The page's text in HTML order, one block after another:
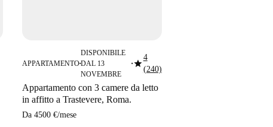
APPARTAMENTO■
DISPONIBILE
DAL 13
NOVEMBRE
■star4
(240)
Appartamento con 3 camere da letto
in affitto a Trastevere, Roma.
Da 4500 €/mese